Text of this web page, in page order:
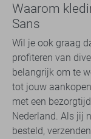
Waarom
Sans
Wil je ook graag
profiteren van
belangrijk om te
tot jouw
met een
Nederland. Als jij
besteld,